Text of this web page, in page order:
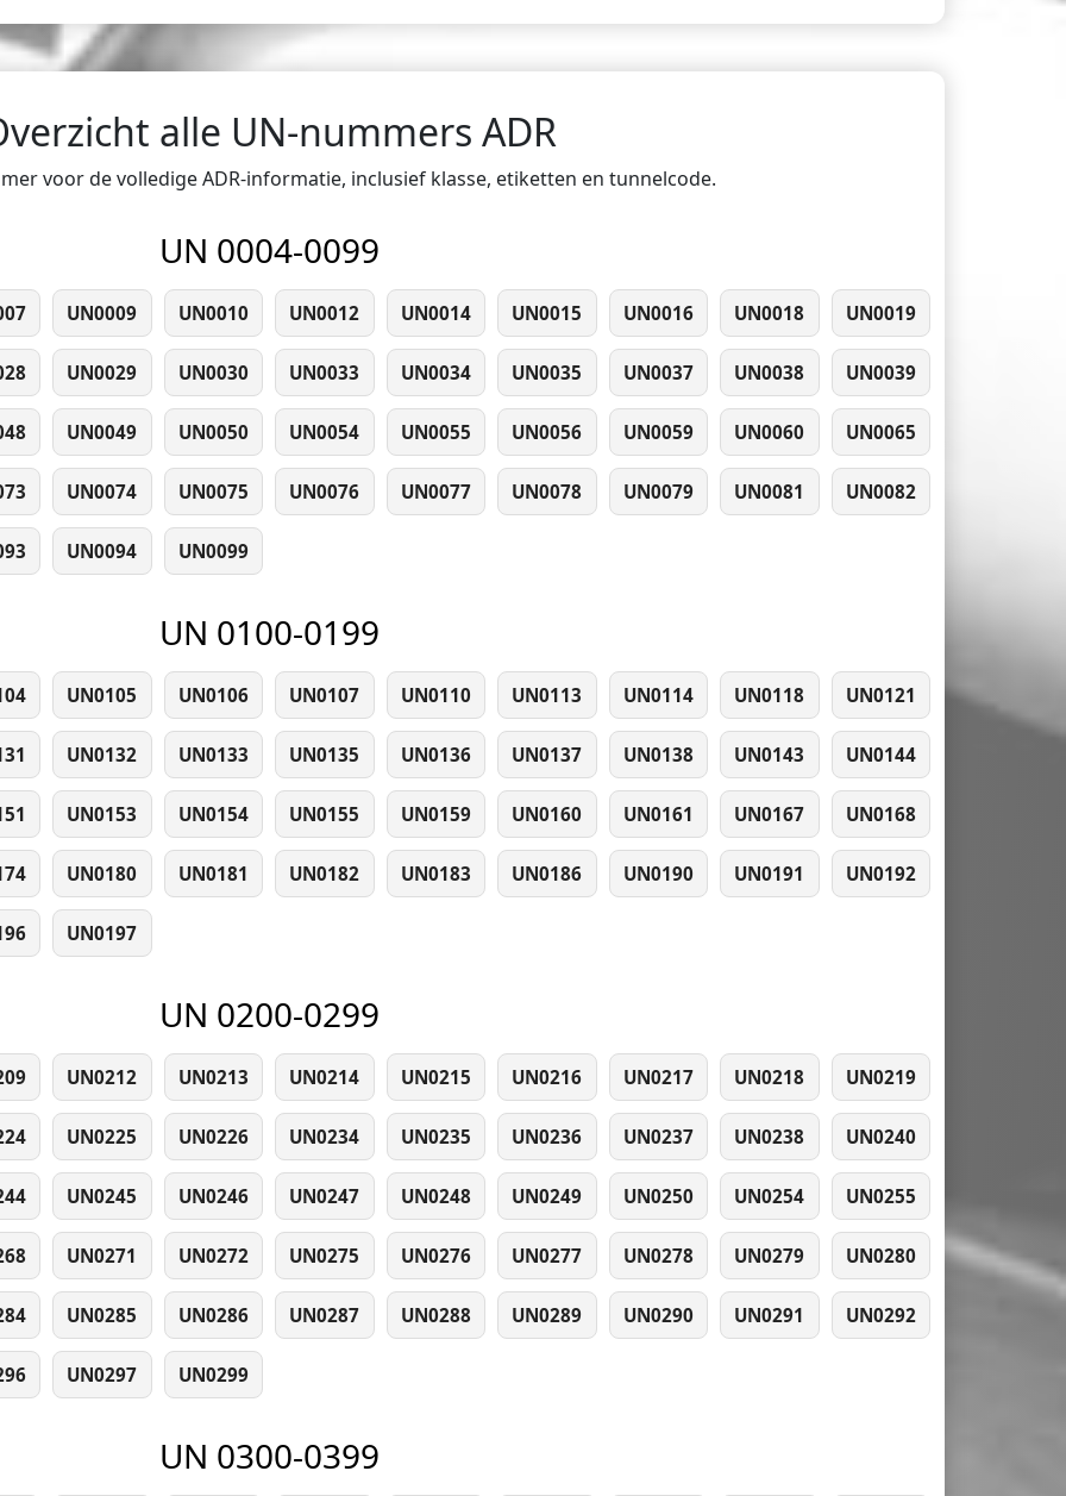
alle UN-nummers ADR
voor de volledige ADR-informatie, inclusief klasse, etiketten en tunnelcode.
UN 0004-0099
UN0009 UN0010 UN0012 UN0014 UN0015 UN0016 UN0018 UN0019
UN0029 UN0030 UN0033 UN0034 UN0035 UN0037 UN0038 UN0039
UN0049 UN0050 UN0054 UN0055 UN0056 UN0059 UN0060 UN0065
UN0074 UN0075 UN0076 UN0077 UN0078 UN0079 UN0081 UN0082
UN0094 UN0099
UN 0100-0199
UN0105 UN0106 UN0107 UN0110 UN0113 UN0114 UN0118 UN0121
UN0132 UN0133 UN0135 UN0136 UN0137 UN0138 UN0143 UN0144
UN0153 UN0154 UN0155 UN0159 UN0160 UN0161 UN0167 UN0168
UN0180 UN0181 UN0182 UN0183 UN0186 UN0190 UN0191 UN0192
UN0197
UN 0200-0299
UN0212 UN0213 UN0214 UN0215 UN0216 UN0217 UN0218 UN0219
UN0225 UN0226 UN0234 UN0235 UN0236 UN0237 UN0238 UN0240
UN0245 UN0246 UN0247 UN0248 UN0249 UN0250 UN0254 UN0255
UN0271 UN0272 UN0275 UN0276 UN0277 UN0278 UN0279 UN0280
UN0285 UN0286 UN0287 UN0288 UN0289 UN0290 UN0291 UN0292
UN0297 UN0299
UN 0300-0399